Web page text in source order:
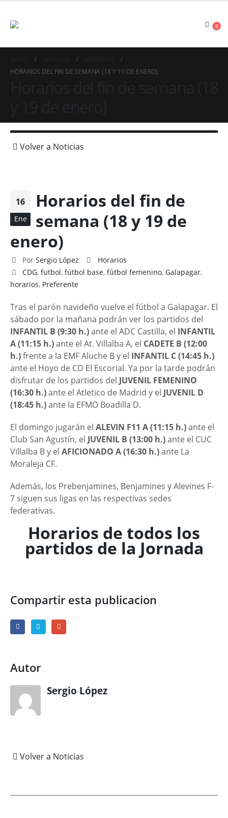
0
HORARIOS DEL FIN DE SEMANA (18 Y 19 DE ENERO)
Volver a Noticias
16
Ene
Horarios del fin de
semana (18 y 19 de
enero)
Por Sergio López
Horarios
CDG,futbol,fútbol base,fútbol femenino,Galapagar,
horarios, Preferente
Tras el parón navideño vuelve el fútbol a Galapagar. El
sábado por la mañana podrán ver los partidos del
INFANTIL B (9:30 h.)ante el ADC Castilla, el INFANTIL
A (11:15 h.)ante el At. Villalba A, el CADETE B (12:00
h.)frente a la EMF Aluche B y el INFANTIL C (14:45 h.)
ante el Hoyo de CD El Escorial. Ya por la tarde podrán
disfrutar de los partidos del JUVENIL FEMENINO
(16:30 h.)ante el Atletico de Madrid y el JUVENIL D
(18:45 h.)ante la EFMO Boadilla D.
El domingo jugarán el ALEVIN F11 A (11:15 h.)ante el
Club San Agustín, el JUVENIL B (13:00 h.)ante el CUC
Villalba B y el AFICIONADO A (16:30 h.)ante La
Moraleja CF.
Además, los Prebenjamines, Benjamines y Alevines F-
7 siguen sus ligas en las respectivas sedes
federativas.
Horarios de todos los
partidos de la Jornada
Compartir esta publicacion
Autor
Sergio López
Volver a Noticias